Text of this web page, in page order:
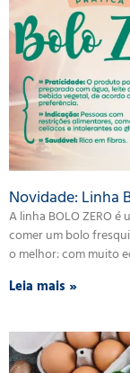
Novidade: Linha
A linha BOLO ZERO
comer um bolo
o melhor: com muito
Leia mais »